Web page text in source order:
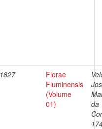
1827
Florae
Fluminensis
(Volume
01)
da